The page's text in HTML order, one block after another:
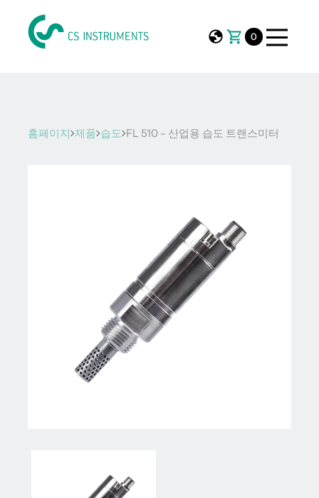
0
홈페이지 제품 습도 FL 510 - 산업용 습도 트랜스미터